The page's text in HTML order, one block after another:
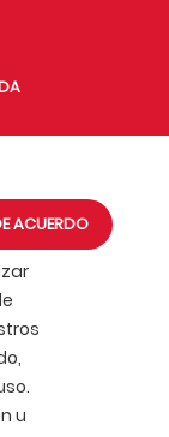
ACUERDO
u